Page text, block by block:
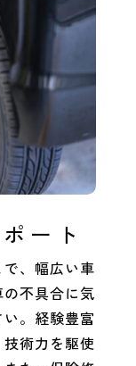
ート
、幅広い車
不具合に気
。経験豊富
術力を駆使